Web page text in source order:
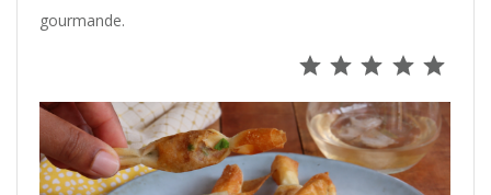
gourmande.